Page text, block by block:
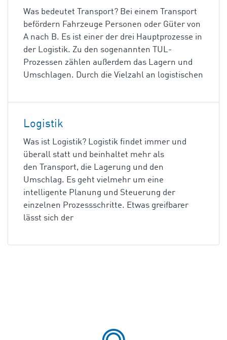
Was bedeutet Transport? Bei einem Transport
befördern Fahrzeuge Personen oder Güter von
A nach B. Es ist einer der drei Hauptprozesse in
der Logistik. Zu den sogenannten TUL-
Prozessen zählen außerdem das Lagern und
Umschlagen. Durch die Vielzahl an logistischen
Logistik
Was ist Logistik? Logistik findet immer und
überall statt und beinhaltet mehr als
den Transport, die Lagerung und den
Umschlag. Es geht vielmehr um eine
intelligente Planung und Steuerung der
einzelnen Prozessschritte. Etwas greifbarer
lässt sich der